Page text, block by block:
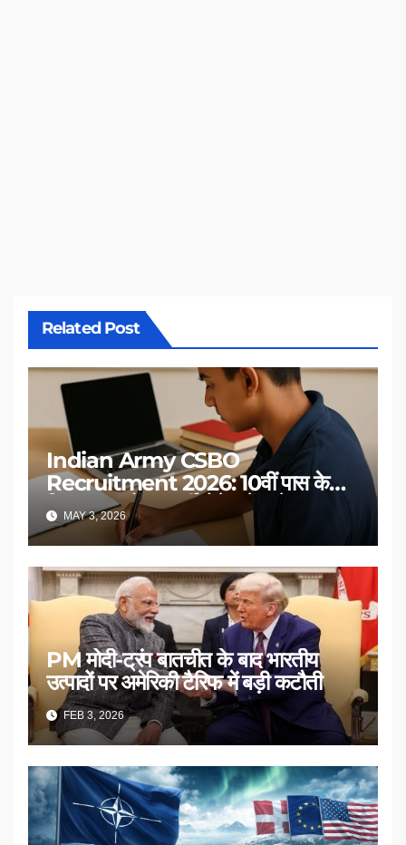
Related Post
Indian Army CSBO
Recruitment 2026: 10वीं पास के
लिए 190 पदों पर भर्ती, ऐसे करें आवेदन
MAY 3, 2026
PM मोदी-ट्रंप बातचीत के बाद भारतीय
उत्पादों पर अमेरिकी टैरिफ में बड़ी कटौती
FEB 3, 2026